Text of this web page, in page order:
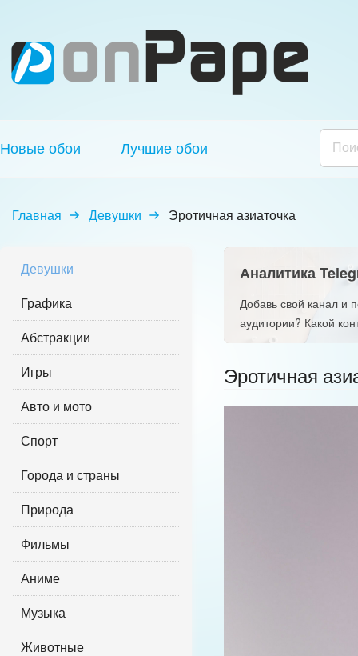
Новые обои Лучшие обои
Главная Девушки Эротичная азиаточка
Девушки
Графика
Абстракции
Игры
Авто и мото
Спорт
Города и страны
Природа
Фильмы
Аниме
Музыка
Животные
Аналитика
Добавь свой канал и
аудитории? Какой
Эротичная